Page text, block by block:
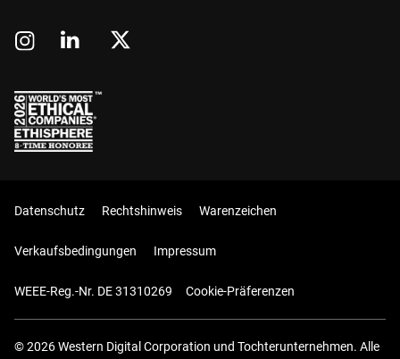
Datenschutz Rechtshinweis Warenzeichen
Verkaufsbedingungen Impressum
WEEE-Reg.-Nr. DE 31310269 Cookie-Präferenzen
© 2026 Western Digital Corporation und Tochterunternehmen. Alle